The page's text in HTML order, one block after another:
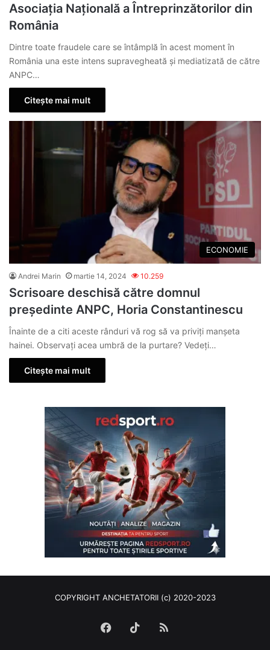
Asociația Națională a Întreprinzătorilor din
România
Dintre toate fraudele care se întâmplă în acest moment în
România una este intens supravegheată și mediatizată de către
ANPC…
Citește mai mult
ECONOMIE
Andrei Marin martie 14, 2024 10.259
Scrisoare deschisă către domnul
președinte ANPC, Horia Constantinescu
Înainte de a citi aceste rânduri vă rog să va priviți manșeta
hainei. Observați acea umbră de la purtare? Vedeți…
Citește mai mult
COPYRIGHT ANCHETATORII (c) 2020-2023
Facebook
TikTok